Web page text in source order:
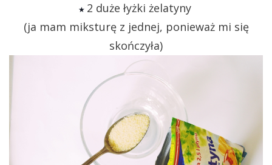
★ 2 duże łyżki żelatyny
(ja mam miksturę z jednej, ponieważ mi się
skończyła)